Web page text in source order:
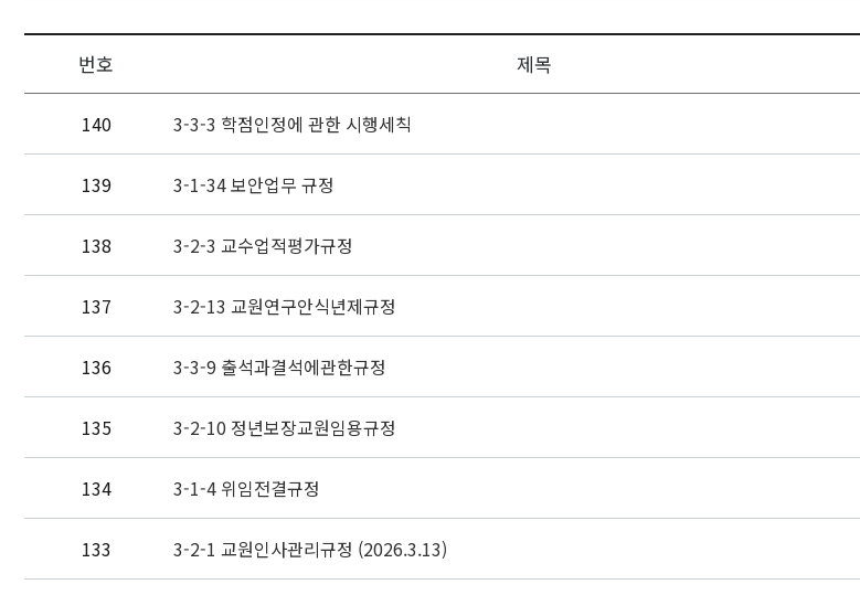
번호 제목
140 3-3-3 학점인정에 관한 시행세칙
139 3-1-34 보안업무 규정
138 3-2-3 교수업적평가규정
137 3-2-13 교원연구안식년제규정
136 3-3-9 출석과결석에관한규정
135 3-2-10 정년보장교원임용규정
134 3-1-4 위임전결규정
133 3-2-1 교원인사관리규정 (2026.3.13)